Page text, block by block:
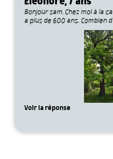
Bonjour sam, Chez moi à la
a plus de 600 ans. Combien
Voir la réponse